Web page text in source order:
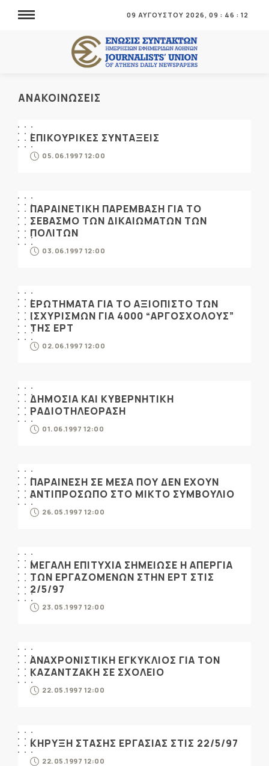
09 ΑΥΓΟΥΣΤΟΥ 2026, 09 : 46 : 13
ΑΝΑΚΟΙΝΩΣΕΙΣ
ΕΠΙΚΟΥΡΙΚΕΣ ΣΥΝΤΑΞΕΙΣ
05.06.1997 12:00
ΠΑΡΑΙΝΕΤΙΚΗ ΠΑΡΕΜΒΑΣΗ ΓΙΑ ΤΟ
ΣΕΒΑΣΜΟ ΤΩΝ ΔΙΚΑΙΩΜΑΤΩΝ ΤΩΝ
ΠΟΛΙΤΩΝ
03.06.1997 12:00
ΕΡΩΤΗΜΑΤΑ ΓΙΑ ΤΟ ΑΞΙΟΠΙΣΤΟ ΤΩΝ
ΙΣΧΥΡΙΣΜΩΝ ΓΙΑ 4000 “ΑΡΓΟΣΧΟΛΟΥΣ”
ΤΗΣ ΕΡΤ
02.06.1997 12:00
ΔΗΜΟΣΙΑ ΚΑΙ ΚΥΒΕΡΝΗΤΙΚΗ
ΡΑΔΙΟΤΗΛΕΟΡΑΣΗ
01.06.1997 12:00
ΠΑΡΑΙΝΕΣΗ ΣΕ ΜΕΣΑ ΠΟΥ ΔΕΝ ΕΧΟΥΝ
ΑΝΤΙΠΡΟΣΩΠΟ ΣΤΟ ΜΙΚΤΟ ΣΥΜΒΟΥΛΙΟ
26.05.1997 12:00
ΜΕΓΑΛΗ ΕΠΙΤΥΧΙΑ ΣΗΜΕΙΩΣΕ Η ΑΠΕΡΓΙΑ
ΤΩΝ ΕΡΓΑΖΟΜΕΝΩΝ ΣΤΗΝ ΕΡΤ ΣΤΙΣ
2/5/97
23.05.1997 12:00
ΑΝΑΧΡΟΝΙΣΤΙΚΗ ΕΓΚΥΚΛΙΟΣ ΓΙΑ ΤΟΝ
ΚΑΖΑΝΤΖΑΚΗ ΣΕ ΣΧΟΛΕΙΟ
22.05.1997 12:00
ΚΗΡΥΞΗ ΣΤΑΣΗΣ ΕΡΓΑΣΙΑΣ ΣΤΙΣ 22/5/97
22.05.1997 12:00